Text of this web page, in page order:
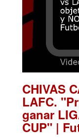
CHIVAS
LAFC.
ganar
CUP" |